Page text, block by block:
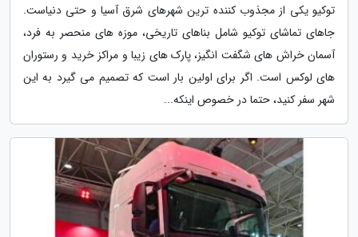
توکیو یکی از مجذوب کننده ترین شهرهای شرق آسیا و حتی دنیاست.
جاهای تماشای توکیو شامل بناهای تاریخی، موزه های منحصر به فرد،
آسمان خراش های شگفت انگیز، پارک های زیبا و مراکز خرید و رستوران
های لوکس است. اگر برای اولین بار است که تصمیم می گیرد به این
شهر سفر کنید، حتما در خصوص اینکه...